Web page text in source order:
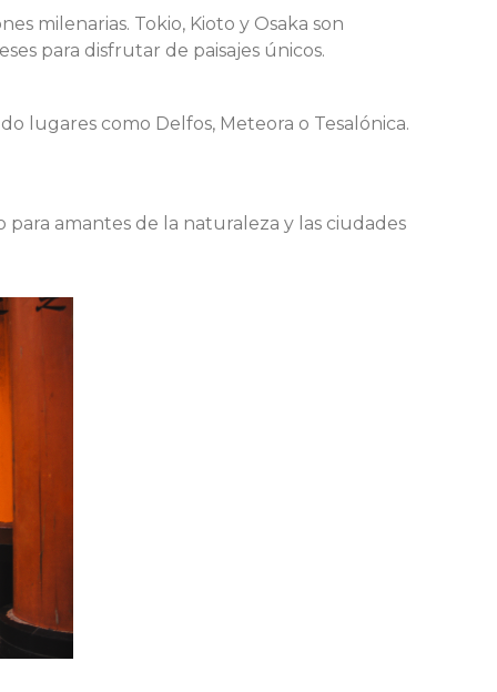
milenarias. Tokio, Kioto y Osaka son
para disfrutar de paisajes únicos.
lugares como Delfos, Meteora o Tesalónica.
amantes de la naturaleza y las ciudades